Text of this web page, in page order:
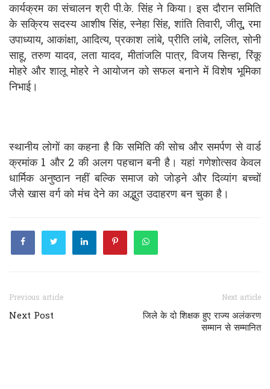
कार्यक्रम का संचालन श्री पी.के. सिंह ने किया। इस दौरान समिति
के सक्रिय सदस्य आशीष सिंह, स्नेहा सिंह, शांति तिवारी, जीतू, रमा
उपाध्याय, आकांक्षा, आदित्य, प्रकाश लांबे, प्रीति लांबे, ललित, सोनी
साहू, तरुण यादव, लता यादव, मीतांजलि पात्र, विजय सिन्हा, रिंकू
मोहरे और शालू मोहरे ने आयोजन को सफल बनाने में विशेष भूमिका
निभाई।
स्थानीय लोगों का कहना है कि समिति की सोच और समर्पण से वार्ड
क्रमांक 1 और 2 की अलग पहचान बनी है। यहां गणेशोत्सव केवल
धार्मिक अनुष्ठान नहीं बल्कि समाज को जोड़ने और दिव्यांग बच्चों
जैसे खास वर्ग को मंच देने का अद्भुत उदाहरण बन चुका है।
Previous article
Next Post
Next article
जिले के दो शिक्षक हुए राज्य अलंकरण
सम्मान से सम्मानित